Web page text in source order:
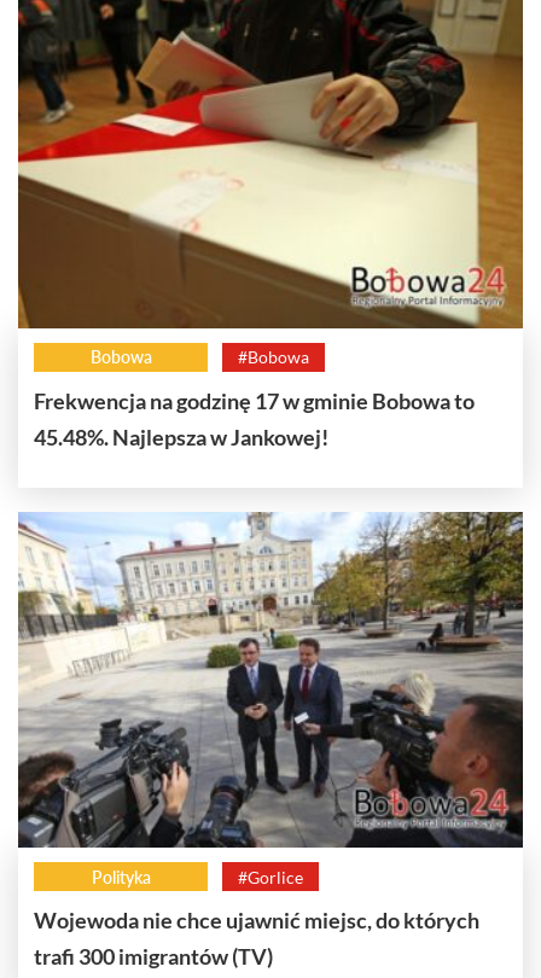
Bobowa #Bobowa
Frekwencja na godzinę 17 w gminie Bobowa to
45.48%. Najlepsza w Jankowej!
Polityka #Gorlice
Wojewoda nie chce ujawnić miejsc, do których
trafi 300 imigrantów (TV)